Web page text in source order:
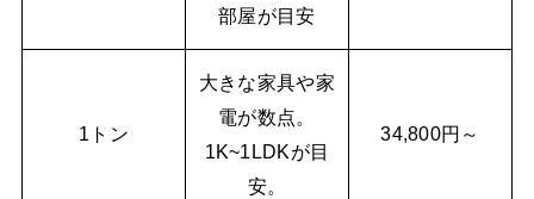
部屋が目安
1トン
大きな家具や家
電が数点。
1K~1LDKが目
安。
34,800円～